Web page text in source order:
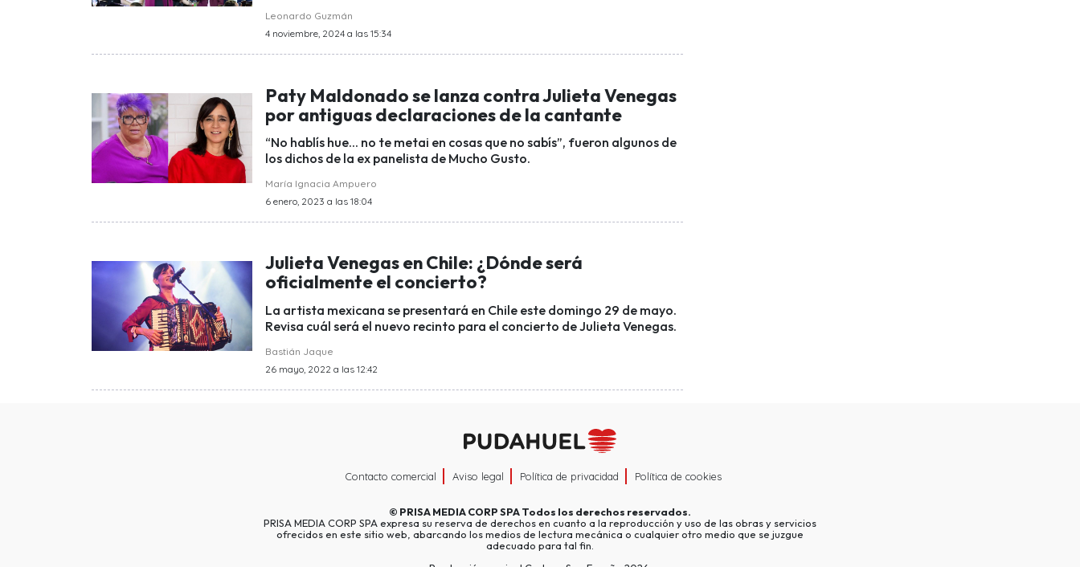
Leonardo Guzmán
4 noviembre, 2024 a las 15:34
Paty Maldonado se lanza contra Julieta Venegas
por antiguas declaraciones de la cantante
“No hablís hue... no te metai en cosas que no sabís”, fueron algunos de
los dichos de la ex panelista de Mucho Gusto.
María Ignacia Ampuero
6 enero, 2023 a las 18:04
Julieta Venegas en Chile: ¿Dónde será
oficialmente el concierto?
La artista mexicana se presentará en Chile este domingo 29 de mayo.
Revisa cuál será el nuevo recinto para el concierto de Julieta Venegas.
Bastián Jaque
26 mayo, 2022 a las 12:42
Contacto comercial Aviso legal Política de privacidad Política de cookies
© PRISA MEDIA CORP SPATodos los derechos reservados.
PRISA MEDIA CORP SPA expresa su reserva de derechos en cuanto a la reproducción y uso de las obras y servicios
ofrecidos en este sitio web, abarcando los medios de lectura mecánica o cualquier otro medio que se juzgue
adecuado para tal fin.